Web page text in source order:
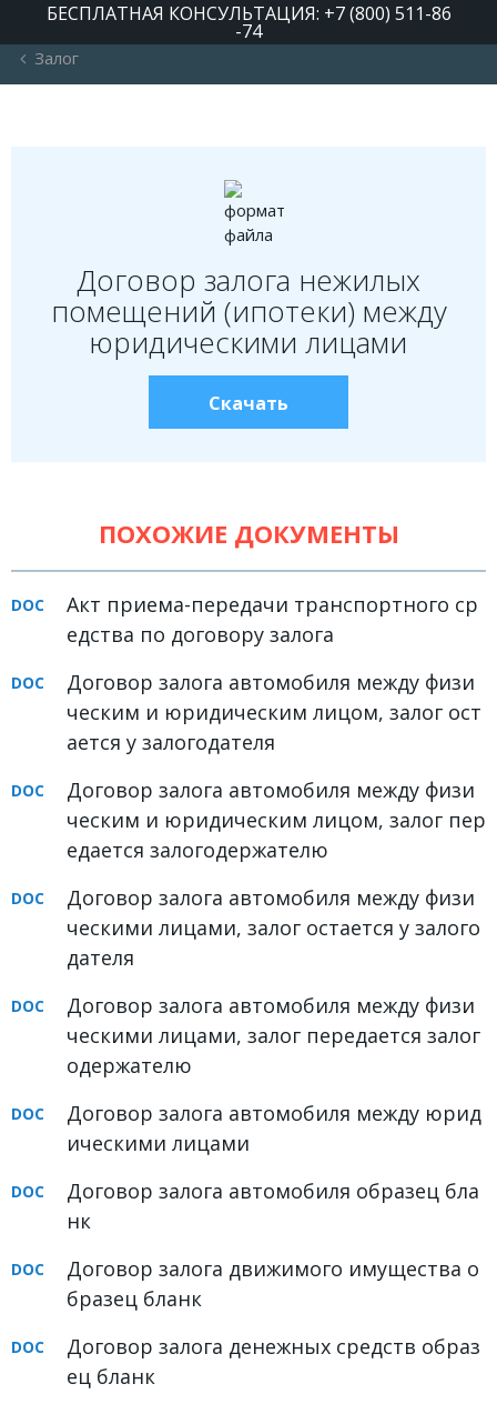
БЕСПЛАТНАЯ КОНСУЛЬТАЦИЯ: +7 (800) 511-86
-74
Залог
Договор залога нежилых
помещений (ипотеки) между
юридическими лицами
Скачать
ПОХОЖИЕ ДОКУМЕНТЫ
Акт приема-передачи транспортного ср
едства по договору залога
Договор залога автомобиля между физи
ческим и юридическим лицом, залог ост
ается у залогодателя
Договор залога автомобиля между физи
ческим и юридическим лицом, залог пер
едается залогодержателю
Договор залога автомобиля между физи
ческими лицами, залог остается у залого
дателя
Договор залога автомобиля между физи
ческими лицами, залог передается залог
одержателю
Договор залога автомобиля между юрид
ическими лицами
Договор залога автомобиля образец бла
нк
Договор залога движимого имущества о
бразец бланк
Договор залога денежных средств образ
ец бланк
Административное право
Военное право
Гражданское право
Документы и договора
Земельное право
Медицинское право
Миграционное право
Налоговое право
Семейное право
Финансовое право
Юридические новости
ВИДЕО
ФОРУМ
ЮРИДИЧЕСКИЙ ФОРУМ
+7 (800) 511-86-74
Для всех регионов РФ
Следите за новостями
в нашей группе